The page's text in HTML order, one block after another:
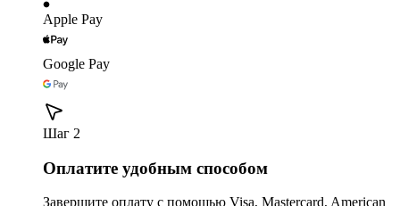
Apple Pay
Google Pay
Шаг 2
Оплатите удобным способом
Завершите оплату с помощью Visa, Mastercard, American